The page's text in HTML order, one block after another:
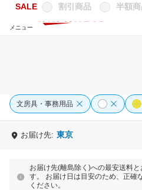
メニュー
SALE 割引商品 半額
文房具・事務用品
お届け先: 東京
お届け先(離島除く)への最安送料
す。 お届け日は目安のため、正確
ください。